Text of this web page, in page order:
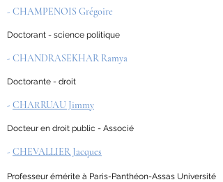
- CHAMPENOIS Grégoire
Doctorant - science politique
- CHANDRASEKHAR Ramya
Doctorante - droit
- CHARRUAU Jimmy
Docteur en droit public - Associé
- CHEVALLIER Jacques
Professeur émérite à Paris-Panthéon-Assas Université